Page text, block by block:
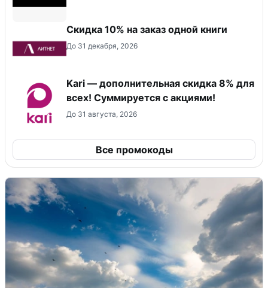
Скидка 10% на заказ одной книги
До 31 декабря, 2026
Kari — дополнительная скидка 8% для
всех! Суммируется с акциями!
До 31 августа, 2026
Все промокоды